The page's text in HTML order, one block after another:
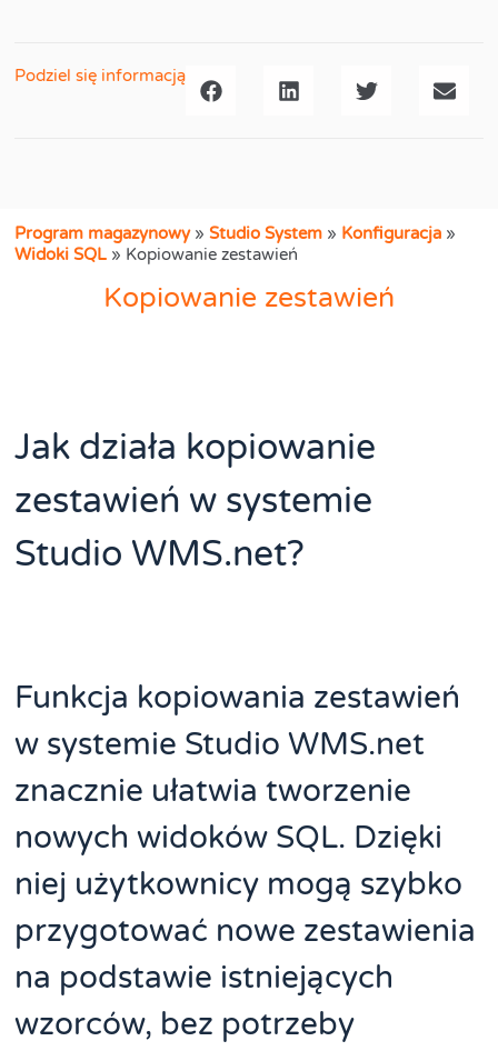
Podziel się informacją
Program magazynowy»Studio System » Konfiguracja »
Widoki SQL » Kopiowanie zestawień
Kopiowanie zestawień
Jak działa kopiowanie
zestawień w systemie
Studio WMS.net?
Funkcja kopiowania zestawień
w systemie Studio WMS.net
znacznie ułatwia tworzenie
nowych widoków SQL. Dzięki
niej użytkownicy mogą szybko
przygotować nowe zestawienia
na podstawie istniejących
wzorców, bez potrzeby